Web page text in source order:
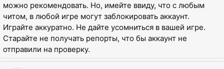
ы
л
а
можно рекомендовать. Но, имейте ввиду, что с любым
читом, в любой игре могут заблокировать аккаунт.
Играйте аккуратно. Не дайте усомниться в вашей игре.
Старайте не получать репорты, что бы аккаунт не
отправили на проверку.